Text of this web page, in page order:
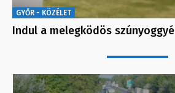
GYŐR - KÖZÉLET
Indul a melegködös